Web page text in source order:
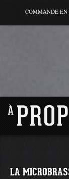
COMMANDE
LA